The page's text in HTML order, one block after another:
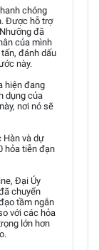
chóng
Được hỗ trợ
đã
của mình
đánh dấu
này.
hiện đang
dụng của
nơi nó sẽ
Hàn và dự
hỏa tiễn đạn
Đại Úy
chuyển
tầm ngắn
với các hỏa
lớn hơn